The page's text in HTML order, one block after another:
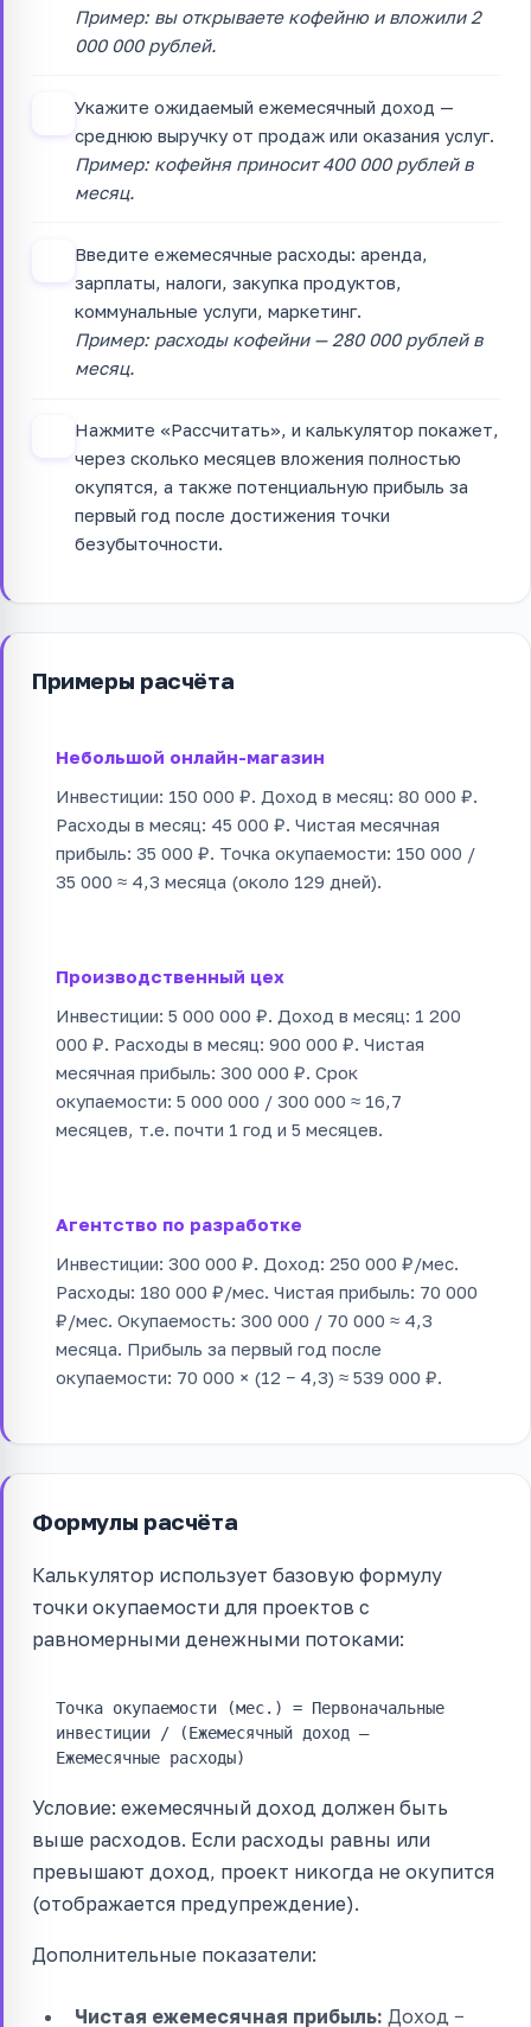
Пример: вы открываете кофейню и вложили 2
000 000 рублей.
Укажите ожидаемый ежемесячный доход —
среднюю выручку от продаж или оказания услуг.
Пример: кофейня приносит 400 000 рублей в
месяц.
Введите ежемесячные расходы: аренда,
зарплаты, налоги, закупка продуктов,
коммунальные услуги, маркетинг.
Пример: расходы кофейни — 280 000 рублей в
месяц.
Нажмите «Рассчитать», и калькулятор покажет,
через сколько месяцев вложения полностью
окупятся, а также потенциальную прибыль за
первый год после достижения точки
безубыточности.
Примеры расчёта
Небольшой онлайн-магазин
Инвестиции: 150 000 ₽. Доход в месяц: 80 000 ₽.
Расходы в месяц: 45 000 ₽. Чистая месячная
прибыль: 35 000 ₽. Точка окупаемости: 150 000 /
35 000 ≈ 4,3 месяца (около 129 дней).
Производственный цех
Инвестиции: 5 000 000 ₽. Доход в месяц: 1 200
000 ₽. Расходы в месяц: 900 000 ₽. Чистая
месячная прибыль: 300 000 ₽. Срок
окупаемости: 5 000 000 / 300 000 ≈ 16,7
месяцев, т.е. почти 1 год и 5 месяцев.
Агентство по разработке
Инвестиции: 300 000 ₽. Доход: 250 000 ₽/мес.
Расходы: 180 000 ₽/мес. Чистая прибыль: 70 000
₽/мес. Окупаемость: 300 000 / 70 000 ≈ 4,3
месяца. Прибыль за первый год после
окупаемости: 70 000 × (12 − 4,3) ≈ 539 000 ₽.
Формулы расчёта
Калькулятор использует базовую формулу
точки окупаемости для проектов с
равномерными денежными потоками:
Точка окупаемости (мес.) = Первоначальные
инвестиции / (Ежемесячный доход —
Ежемесячные расходы)
Условие: ежемесячный доход должен быть
выше расходов. Если расходы равны или
превышают доход, проект никогда не окупится
(отображается предупреждение).
Дополнительные показатели:
Чистая ежемесячная прибыль: Доход −